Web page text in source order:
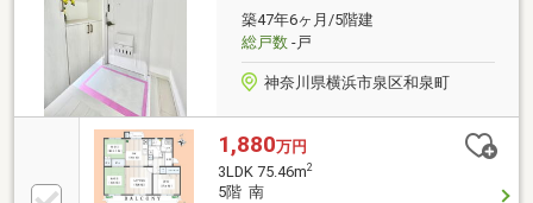
築47年6ヶ月/5階建
総戸数-戸
神奈川県横浜市泉区和泉町
1,880万円
3LDK 75.46m2
5階 南